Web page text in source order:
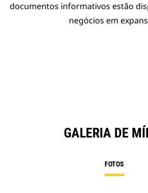
documentos informativos estão
negócios em
GALERIA DE
FOTOS